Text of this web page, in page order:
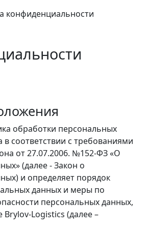
конфиденциальности
обработки персональных
в соответствии с требованиями
от 27.07.2006. №152-ФЗ «О
(далее - Закон о
и определяет порядок
данных и меры по
персональных данных,
Logistics (далее –